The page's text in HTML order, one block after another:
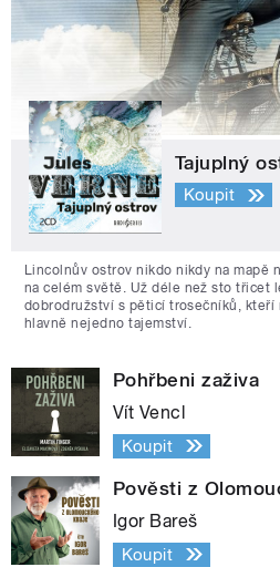
Tajuplný
Koupit
Lincolnův ostrov nikdo nikdy na mapě
na celém světě. Už déle než sto třicet
dobrodružství s pěticí trosečníků, kteří
hlavně nejedno tajemství.
Pohřbeni zaživa
Vít Vencl
Koupit
Pověsti z
Igor Bareš
Koupit